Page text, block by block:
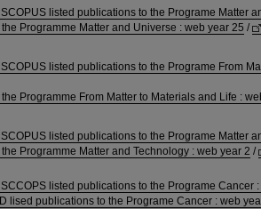
listed publications to the Programe Matter
Programme Matter and Universe : web year 25 /
listed publications to the Programe From
Programme From Matter to Materials and Life :
listed publications to the Programe Matter
Programme Matter and Technology : web year 2 /
listed publications to the Programe Cancer
lised publications to the Programe Cancer : web